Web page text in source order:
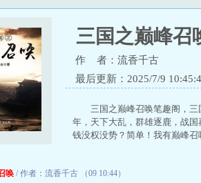
三国之巅峰召
作 者：流香千古
最后更新：2025/7/9
三国之巅峰召唤笔趣阁，
年，天下大乱，群雄逐鹿，战
钱没权没势？简单！我有巅峰
唤/ 作者：流香千古 （09 10:44）